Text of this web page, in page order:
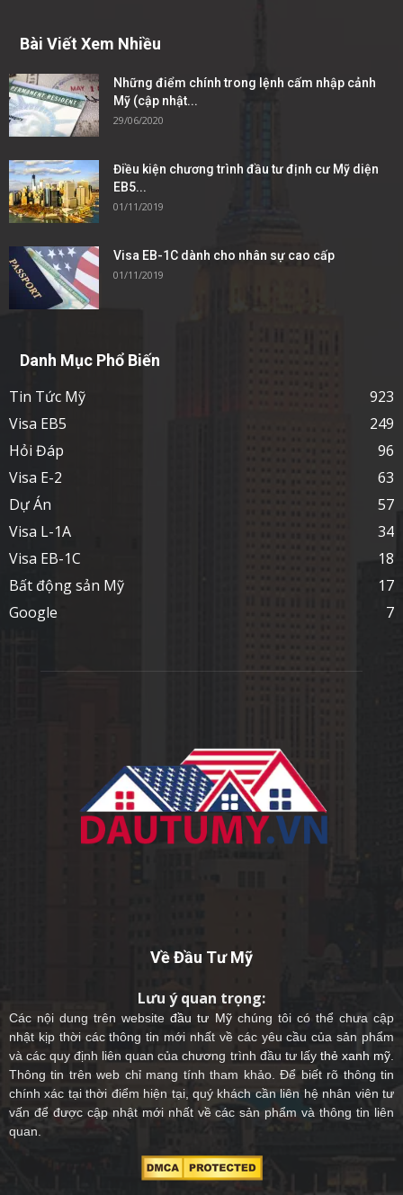
Bài Viết Xem Nhiều
Những điểm chính trong lệnh cấm nhập cảnh
Mỹ (cập nhật...
29/06/2020
Điều kiện chương trình đầu tư định cư Mỹ diện
EB5...
01/11/2019
Visa EB-1C dành cho nhân sự cao cấp
01/11/2019
Danh Mục Phổ Biến
Tin Tức Mỹ
923
Visa EB5
249
Hỏi Đáp
96
Visa E-2
63
Dự Án
57
Visa L-1A
34
Visa EB-1C
18
Bất động sản Mỹ
17
Google
7
Về Đầu Tư Mỹ
Lưu ý quan trọng:
Các nội dung trên websiteđầu tư Mỹchúng tôi có thể chưa cập
nhật kịp thời các thông tin mới nhất về các yêu cầu của sản phẩm
và các quy định liên quan của chương trình đầu tư lấy thẻ xanh mỹ.
Thông tin trên web chỉ mang tính tham khảo. Để biết rõ thông tin
chính xác tại thời điểm hiện tại, quý khách cần liên hệ nhân viên tư
vấn để được cập nhật mới nhất về các sản phẩm và thông tin liên
quan.